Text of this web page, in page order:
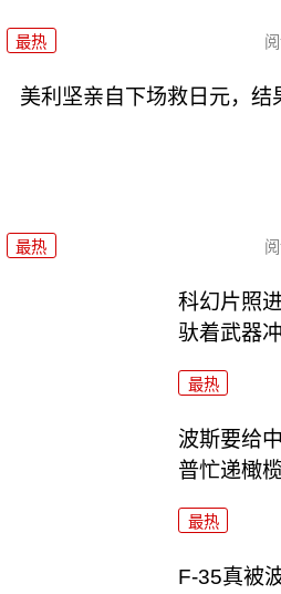
最热
美利坚亲自下场救日元，结
最热
科幻片照
驮着武器冲
最热
波斯要给
普忙递橄榄
最热
F-35真被